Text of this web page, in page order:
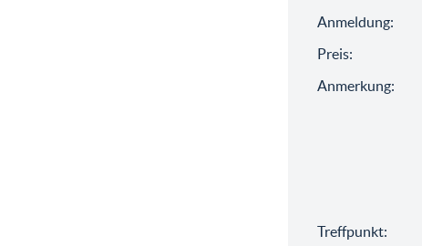
Anmeldung:
Preis:
Anmerkung:
Treffpunkt: